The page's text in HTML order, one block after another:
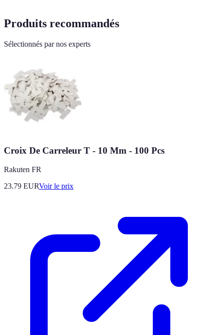
Produits recommandés
Sélectionnés par nos experts
Croix De Carreleur T - 10 Mm - 100 Pcs
Rakuten FR
23.79 EURVoir le prix